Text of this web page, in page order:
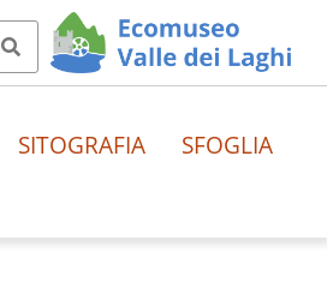
SITOGRAFIA SFOGLIA